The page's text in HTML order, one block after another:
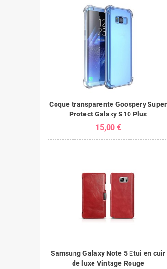
Coque transparente Goospery Super
Protect Galaxy S10 Plus
15,00 €
Samsung Galaxy Note 5 Etui en cuir
de luxe Vintage Rouge